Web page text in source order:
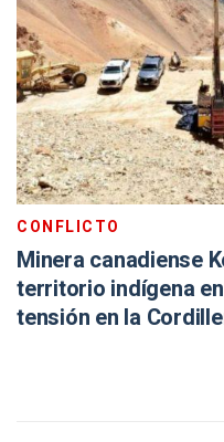
CONFLICTO
Minera canadiense
territorio indígena
tensión en la